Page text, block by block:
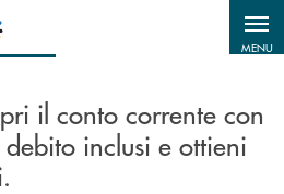
MENU
il conto corrente con
inclusi e ottieni